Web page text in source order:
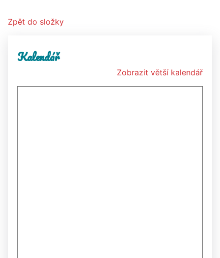
Zpět do složky
Kalendář
Zobrazit větší kalendář